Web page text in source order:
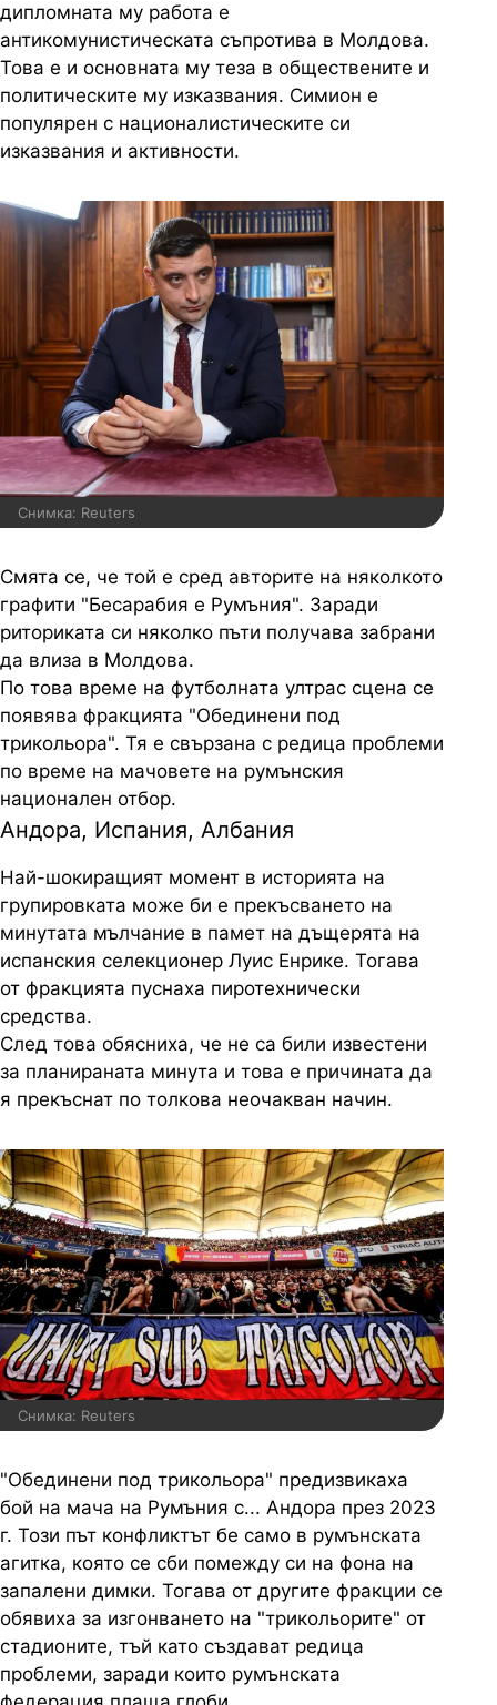
дипломната му работа е
антикомунистическата съпротива в Молдова.
Това е и основната му теза в обществените и
политическите му изказвания. Симион е
популярен с националистическите си
изказвания и активности.
Снимка: Reuters
Смята се, че той е сред авторите на няколкото
графити "Бесарабия е Румъния". Заради
риториката си няколко пъти получава забрани
да влиза в Молдова.
По това време на футболната ултрас сцена се
появява фракцията "Обединени под
трикольора". Тя е свързана с редица проблеми
по време на мачовете на румънския
национален отбор.
Андора, Испания, Албания
Най-шокиращият момент в историята на
групировката може би е прекъсването на
минутата мълчание в памет на дъщерята на
испанския селекционер Луис Енрике. Тогава
от фракцията пуснаха пиротехнически
средства.
След това обясниха, че не са били известени
за планираната минута и това е причината да
я прекъснат по толкова неочакван начин.
Снимка: Reuters
"Обединени под трикольора" предизвикаха
бой на мача на Румъния с... Андора през 2023
г. Този път конфликтът бе само в румънската
агитка, която се сби помежду си на фона на
запалени димки. Тогава от другите фракции се
обявиха за изгонването на "трикольорите" от
стадионите, тъй като създават редица
проблеми, заради които румънската